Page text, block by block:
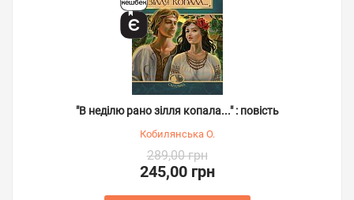
"В неділю рано зілля копала..." : повість
Кобилянська О.
289,00 грн
245,00 грн